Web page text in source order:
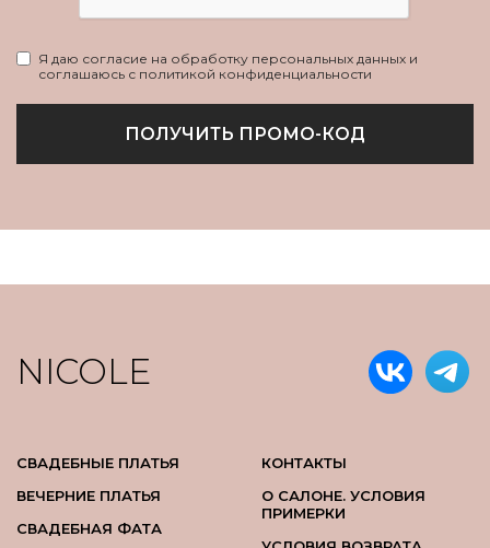
Я даю согласие на обработку персональных данных и
соглашаюсь с политикой конфиденциальности
ПОЛУЧИТЬ ПРОМО-КОД
NICOLE
СВАДЕБНЫЕ ПЛАТЬЯ
ВЕЧЕРНИЕ ПЛАТЬЯ
СВАДЕБНАЯ ФАТА
КОНТАКТЫ
О САЛОНЕ. УСЛОВИЯ
ПРИМЕРКИ